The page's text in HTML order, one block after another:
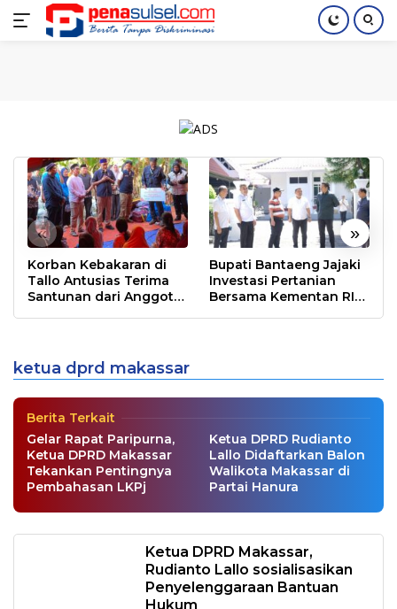
Langsung
Home Nasional Pendidikan Index
« »
Korban Kebakaran di
Tallo Antusias Terima
Santunan dari Anggota
Bupati Bantaeng Jajaki
Investasi Pertanian
Bersama Kementan RI
ketua dprd makassar
Bareng Relawan Anak Rakyat
Berita|Juni 4, 2024
Berita Terkait
Gelar Rapat Paripurna,
Ketua DPRD Makassar
Tekankan Pentingnya
Pembahasan LKPj
Ketua DPRD Rudianto
Lallo Didaftarkan Balon
Walikota Makassar di
Partai Hanura
Ketua DPRD Makassar,
Rudianto Lallo sosialisasikan
Penyelenggaraan Bantuan
Hukum